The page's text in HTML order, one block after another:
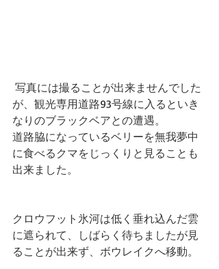
が、観光専用道路93号線に入るといき
なりのブラックベアとの遭遇。
道路脇になっているベリーを無我夢中
に食べるクマをじっくりと見ることも
出来ました。
クロウフット氷河は低く垂れ込んだ雲
に遮られて、しばらく待ちましたが見
ることが出来ず、ボウレイクへ移動。